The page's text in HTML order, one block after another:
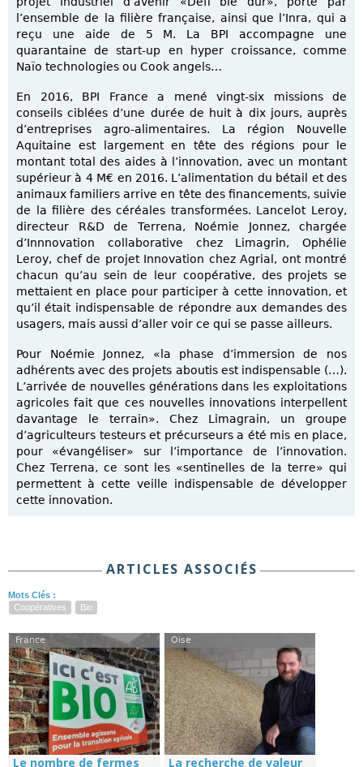
l’ensemble de la filière française, ainsi que l’Inra, qui a
reçu une aide de 5 M. La BPI accompagne une
quarantaine de start-up en hyper croissance, comme
Naïo technologies ou Cook angels…
En 2016, BPI France a mené vingt-six missions de
conseils ciblées d’une durée de huit à dix jours, auprès
d’entreprises agro-alimentaires. La région Nouvelle
Aquitaine est largement en tête des régions pour le
montant total des aides à l’innovation, avec un montant
supérieur à 4 M€ en 2016. L’alimentation du bétail et des
animaux familiers arrive en tête des financements, suivie
de la filière des céréales transformées. Lancelot Leroy,
directeur R&D de Terrena, Noémie Jonnez, chargée
d’Innnovation collaborative chez Limagrin, Ophélie
Leroy, chef de projet Innovation chez Agrial, ont montré
chacun qu’au sein de leur coopérative, des projets se
mettaient en place pour participer à cette innovation, et
qu’il était indispensable de répondre aux demandes des
usagers, mais aussi d’aller voir ce qui se passe ailleurs.
Pour Noémie Jonnez, «la phase d’immersion de nos
adhérents avec des projets aboutis est indispensable (…).
L’arrivée de nouvelles générations dans les exploitations
agricoles fait que ces nouvelles innovations interpellent
davantage le terrain». Chez Limagrain, un groupe
d’agriculteurs testeurs et précurseurs a été mis en place,
pour «évangéliser» sur l’importance de l’innovation.
Chez Terrena, ce sont les «sentinelles de la terre» qui
permettent à cette veille indispensable de développer
cette innovation.
ARTICLES ASSOCIÉS
Mots Clés :
Coopératives
Bio
France
Le nombre de fermes
Oise
La recherche de valeur